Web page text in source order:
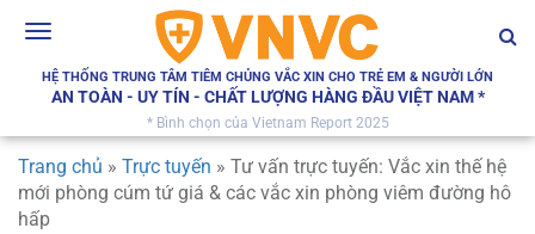
Toggle
HỆ THỐNG TRUNG TÂM TIÊM CHỦNG VẮC XIN CHO TRẺ EM & NGƯỜI LỚN
AN TOÀN - UY TÍN - CHẤT LƯỢNG HÀNG ĐẦU VIỆT NAM *
* Bình chọn của Vietnam Report 2025
Trang chủ » Trực tuyến » Tư vấn trực tuyến: Vắc xin thế hệ
mới phòng cúm tứ giá & các vắc xin phòng viêm đường hô
hấp